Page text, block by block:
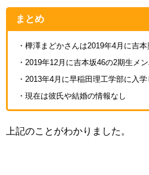
まとめ
・樺澤まどかさんは2019年4月に吉
・2019年12月に吉本坂46の2期生メ
・2013年4月に早稲田理工学部に入
・現在は彼氏や結婚の情報なし
上記のことがわかりました。